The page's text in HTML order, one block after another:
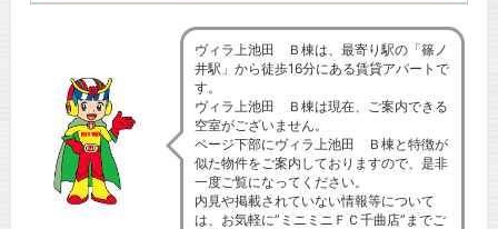
ヴィラ上池田 Ｂ棟は、最寄り駅の「篠ノ
井駅」から徒歩16分にある賃貸アパートで
す。
ヴィラ上池田 Ｂ棟は現在、ご案内できる
空室がございません。
ページ下部にヴィラ上池田 Ｂ棟と特徴が
似た物件をご案内しておりますので、是非
一度ご覧になってください。
内見や掲載されていない情報等について
は、お気軽に”ミニミニＦＣ千曲店”までご